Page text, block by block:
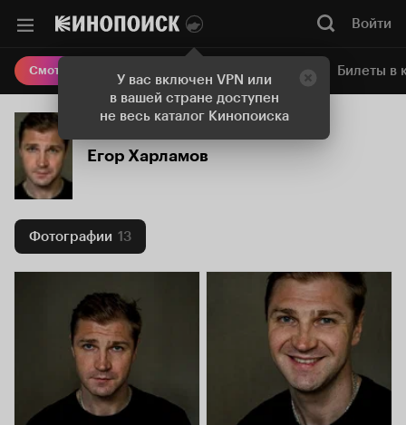
У вас включен VPN или
в вашей стране доступен
не весь каталог Кинопоиска
Войти
Смотреть кино Онлайн-кинотеатр Билеты в
Егор Харламов
Фотографии 13